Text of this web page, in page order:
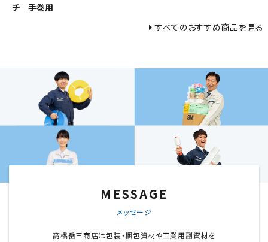
チ 手巻用
すべてのおすすめ商品を見る
MESSAGE
メッセージ
高橋岳三商店は包装・梱包資材や工業用副資材を